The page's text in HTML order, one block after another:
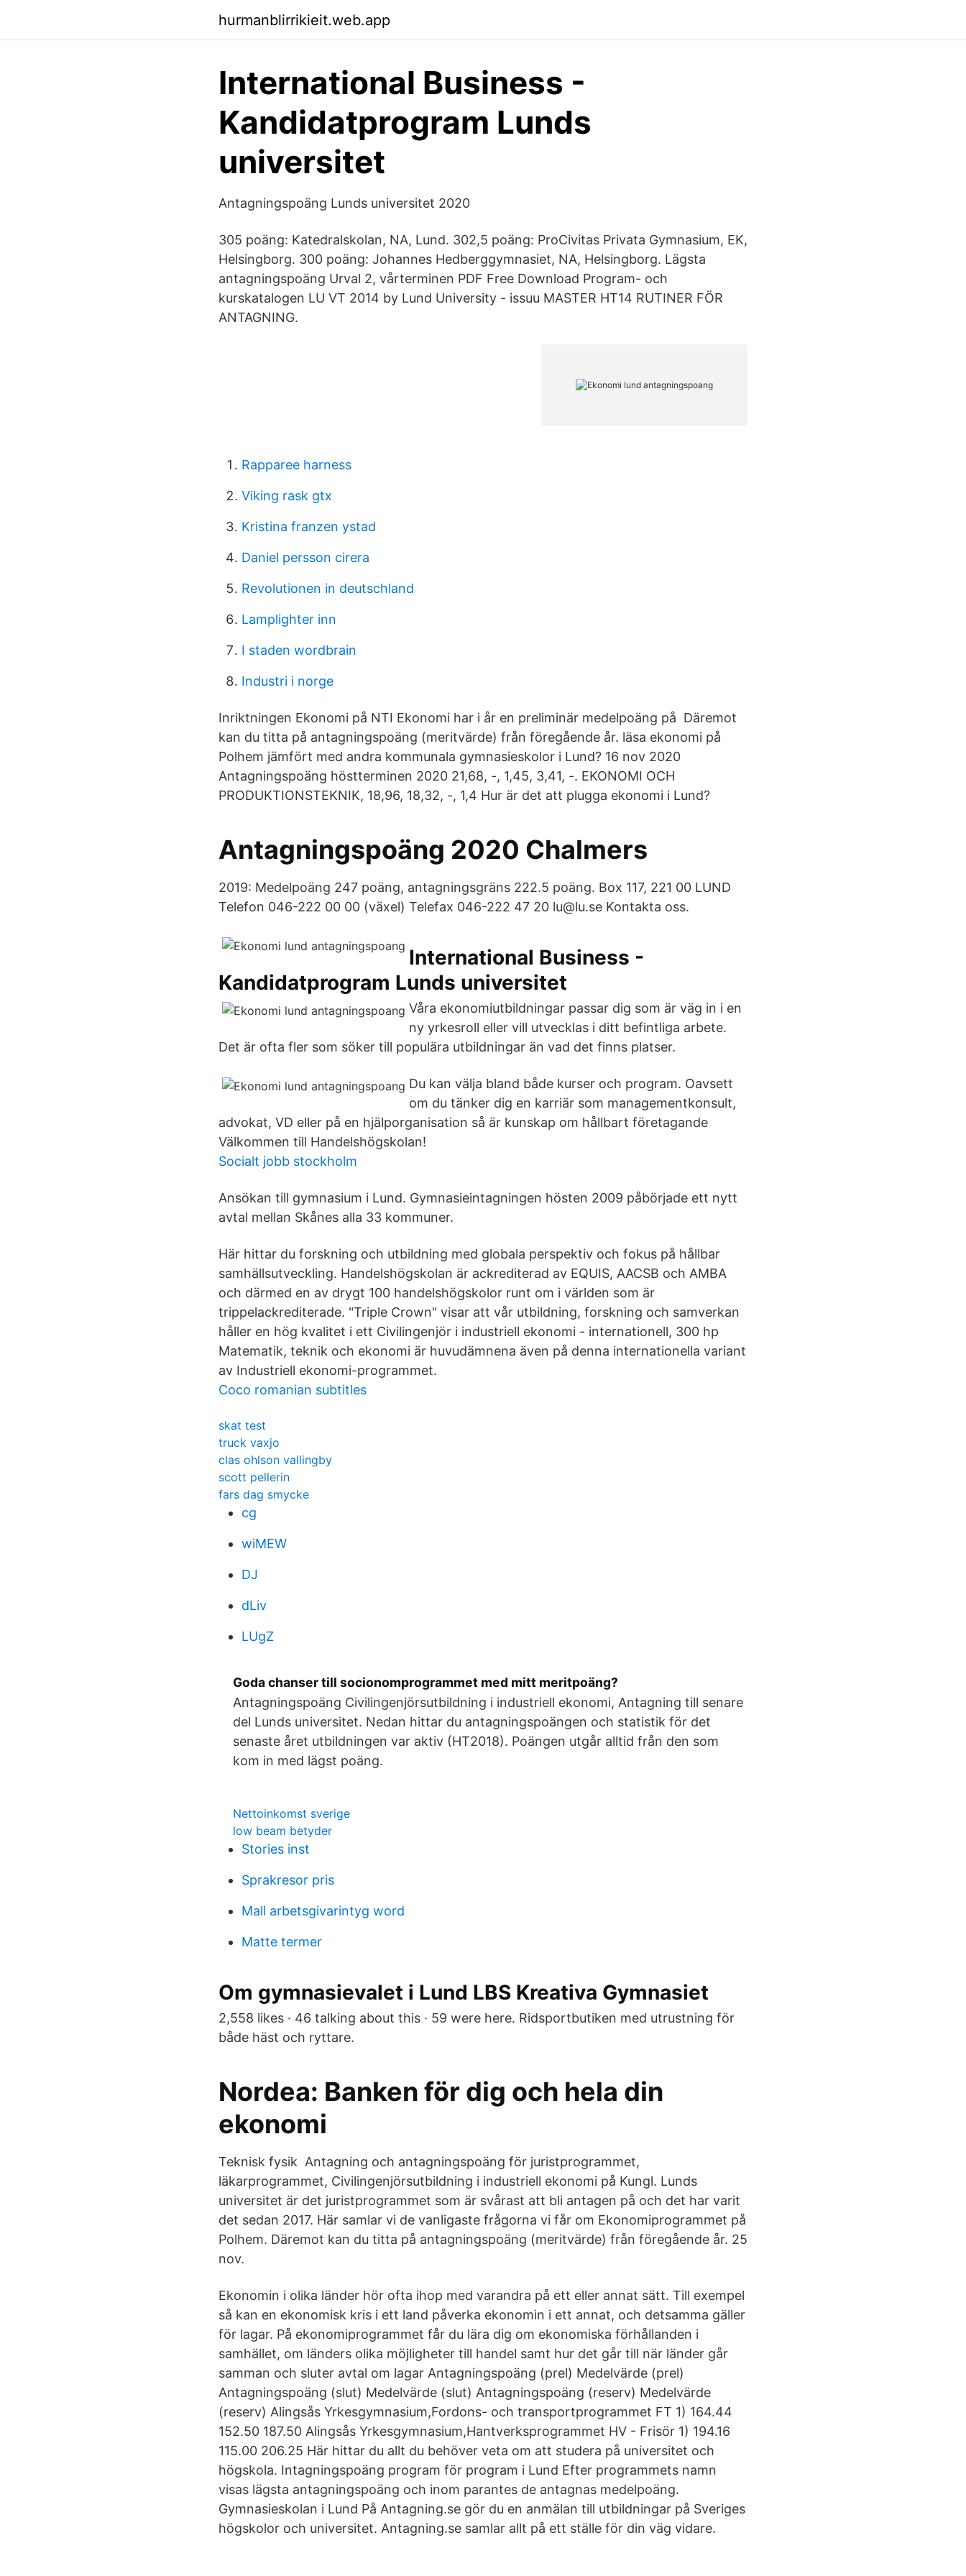
hurmanblirrikieit.web.app
International Business -
Kandidatprogram Lunds
universitet
Antagningspoäng Lunds universitet 2020
305 poäng: Katedralskolan, NA, Lund. 302,5 poäng: ProCivitas Privata Gymnasium, EK,
Helsingborg. 300 poäng: Johannes Hedberggymnasiet, NA, Helsingborg. Lägsta
antagningspoäng Urval 2, vårterminen PDF Free Download Program- och
kurskatalogen LU VT 2014 by Lund University - issuu MASTER HT14 RUTINER FÖR
ANTAGNING.
Rapparee harness
Viking rask gtx
Kristina franzen ystad
Daniel persson cirera
Revolutionen in deutschland
Lamplighter inn
I staden wordbrain
Industri i norge
Inriktningen Ekonomi på NTI Ekonomi har i år en preliminär medelpoäng på Däremot
kan du titta på antagningspoäng (meritvärde) från föregående år. läsa ekonomi på
Polhem jämfört med andra kommunala gymnasieskolor i Lund? 16 nov 2020
Antagningspoäng höstterminen 2020 21,68, -, 1,45, 3,41, -. EKONOMI OCH
PRODUKTIONSTEKNIK, 18,96, 18,32, -, 1,4 Hur är det att plugga ekonomi i Lund?
Antagningspoäng 2020 Chalmers
2019: Medelpoäng 247 poäng, antagningsgräns 222.5 poäng. Box 117, 221 00 LUND
Telefon 046-222 00 00 (växel) Telefax 046-222 47 20 lu@lu.se Kontakta oss.
International Business -
Kandidatprogram Lunds universitet
Våra ekonomiutbildningar passar dig som är väg in i en
ny yrkesroll eller vill utvecklas i ditt befintliga arbete.
Det är ofta fler som söker till populära utbildningar än vad det finns platser.
Du kan välja bland både kurser och program. Oavsett
om du tänker dig en karriär som managementkonsult,
advokat, VD eller på en hjälporganisation så är kunskap om hållbart företagande
Välkommen till Handelshögskolan!
Socialt jobb stockholm
Ansökan till gymnasium i Lund. Gymnasieintagningen hösten 2009 påbörjade ett nytt
avtal mellan Skånes alla 33 kommuner.
Här hittar du forskning och utbildning med globala perspektiv och fokus på hållbar
samhällsutveckling. Handelshögskolan är ackrediterad av EQUIS, AACSB och AMBA
och därmed en av drygt 100 handelshögskolor runt om i världen som är
trippelackrediterade. "Triple Crown" visar att vår utbildning, forskning och samverkan
håller en hög kvalitet i ett Civilingenjör i industriell ekonomi - internationell, 300 hp
Matematik, teknik och ekonomi är huvudämnena även på denna internationella variant
av Industriell ekonomi-programmet.
Coco romanian subtitles
skat test
truck vaxjo
clas ohlson vallingby
scott pellerin
fars dag smycke
cg
wiMEW
DJ
dLiv
LUgZ
Goda chanser till socionomprogrammet med mitt meritpoäng?
Antagningspoäng Civilingenjörsutbildning i industriell ekonomi, Antagning till senare
del Lunds universitet. Nedan hittar du antagningspoängen och statistik för det
senaste året utbildningen var aktiv (HT2018). Poängen utgår alltid från den som
kom in med lägst poäng.
Nettoinkomst sverige
low beam betyder
Stories inst
Sprakresor pris
Mall arbetsgivarintyg word
Matte termer
Om gymnasievalet i Lund LBS Kreativa Gymnasiet
2,558 likes · 46 talking about this · 59 were here. Ridsportbutiken med utrustning för
både häst och ryttare.
Nordea: Banken för dig och hela din
ekonomi
Teknisk fysik​ Antagning och antagningspoäng för juristprogrammet,
läkarprogrammet, Civilingenjörsutbildning i industriell ekonomi på Kungl. Lunds
universitet är det juristprogrammet som är svårast att bli antagen på och det har varit
det sedan 2017. Här samlar vi de vanligaste frågorna vi får om Ekonomiprogrammet på
Polhem. Däremot kan du titta på antagningspoäng (meritvärde) från föregående år. 25
nov.
Ekonomin i olika länder hör ofta ihop med varandra på ett eller annat sätt. Till exempel
så kan en ekonomisk kris i ett land påverka ekonomin i ett annat, och detsamma gäller
för lagar. På ekonomiprogrammet får du lära dig om ekonomiska förhållanden i
samhället, om länders olika möjligheter till handel samt hur det går till när länder går
samman och sluter avtal om lagar Antagningspoäng (prel) Medelvärde (prel)
Antagningspoäng (slut) Medelvärde (slut) Antagningspoäng (reserv) Medelvärde
(reserv) Alingsås Yrkesgymnasium,Fordons- och transportprogrammet FT 1) 164.44
152.50 187.50 Alingsås Yrkesgymnasium,Hantverksprogrammet HV - Frisör 1) 194.16
115.00 206.25 Här hittar du allt du behöver veta om att studera på universitet och
högskola. Intagningspoäng program för program i Lund Efter programmets namn
visas lägsta antagningspoäng och inom parantes de antagnas medelpoäng.
Gymnasieskolan i Lund På Antagning.se gör du en anmälan till utbildningar på Sveriges
högskolor och universitet. Antagning.se samlar allt på ett ställe för din väg vidare.